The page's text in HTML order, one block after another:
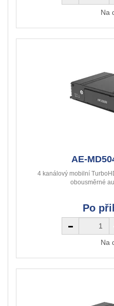
Na
AE-
4 kanálový mobilní
obousměrné
Po
Na